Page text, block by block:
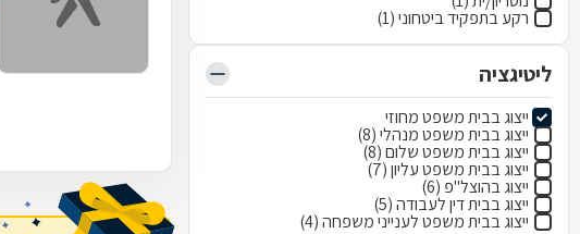
רקע בתפקיד ביטחוני (1)
ליטיגציה
ייצוג בבית משפט מחוזי
ייצוג בבית משפט מנהלי (8)
ייצוג בבית משפט שלום (8)
ייצוג בבית משפט עליון (7)
ייצוג בהוצל"פ (6)
ייצוג בבית דין לעבודה (5)
ייצוג בבית משפט לענייני משפחה (4)